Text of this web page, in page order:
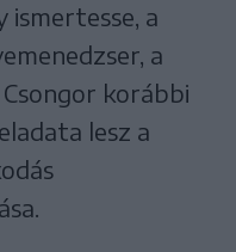
ismertesse, a
a
korábbi
lesz a